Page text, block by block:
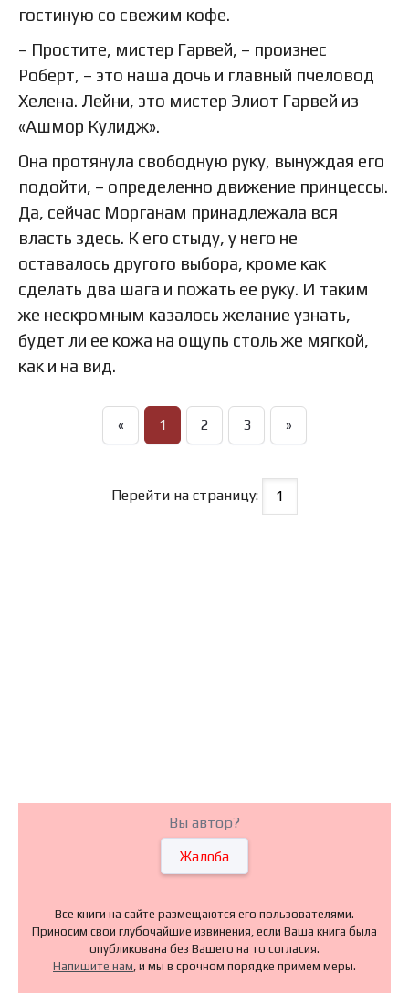
гостиную со свежим кофе.
– Простите, мистер Гарвей, – произнес
Роберт, – это наша дочь и главный пчеловод
Хелена. Лейни, это мистер Элиот Гарвей из
«Ашмор Кулидж».
Она протянула свободную руку, вынуждая его
подойти, – определенно движение принцессы.
Да, сейчас Морганам принадлежала вся
власть здесь. К его стыду, у него не
оставалось другого выбора, кроме как
сделать два шага и пожать ее руку. И таким
же нескромным казалось желание узнать,
будет ли ее кожа на ощупь столь же мягкой,
как и на вид.
« 1 2 3 »
Перейти на страницу:
Вы автор?
Жалоба
Все книги на сайте размещаются его пользователями.
Приносим свои глубочайшие извинения, если Ваша книга была
опубликована без Вашего на то согласия.
Напишите нам , и мы в срочном порядке примем меры.